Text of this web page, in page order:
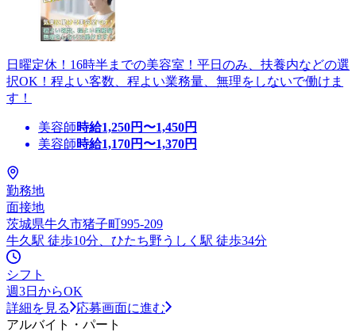
日曜定休！16時半までの美容室！平日のみ、扶養内などの選
択OK！程よい客数、程よい業務量、無理をしないで働けま
す！
美容師時給1,250円〜1,450円
美容師時給1,170円〜1,370円
勤務地
面接地
茨城県牛久市猪子町995-209
牛久駅 徒歩10分、ひたち野うしく駅 徒歩34分
シフト
週3日からOK
詳細を見る
応募画面に進む
アルバイト・パート